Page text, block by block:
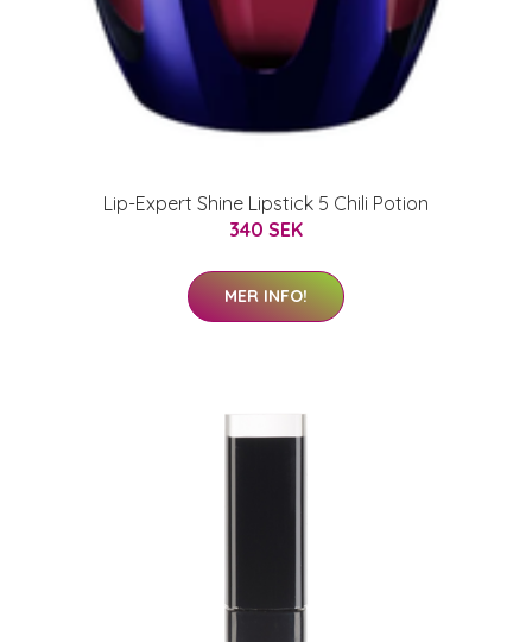
Lip-Expert Shine Lipstick 5 Chili Potion
340 SEK
MER INFO!